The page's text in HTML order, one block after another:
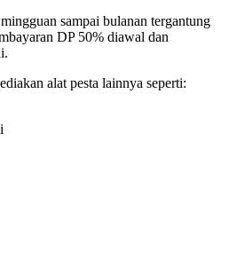
sampai bulanan tergantung
DP 50% diawal dan
alat pesta lainnya seperti: